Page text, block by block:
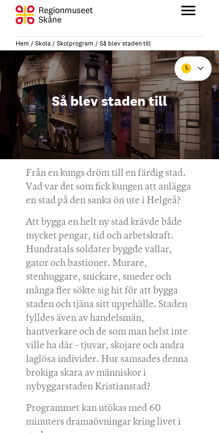
Hoppa
innehåll
Stäng
Hem Skola Skolprogram Så blev staden till
Så blev staden till
Från en kungs dröm till en färdig stad.
Vad var det som fick kungen att anlägga
en stad på den sanka ön ute i Helgeå?
Att bygga en helt ny stad krävde både
mycket pengar, tid och arbetskraft.
Hundratals soldater byggde vallar,
gator och bastioner. Murare,
stenhuggare, snickare, smeder och
många fler sökte sig hit för att bygga
staden och tjäna sitt uppehälle. Staden
fylldes även av handelsmän,
hantverkare och de som man helst inte
ville ha där – tjuvar, skojare och andra
laglösa individer. Hur samsades denna
brokiga skara av människor i
nybyggarstaden Kristianstad?
Programmet kan utökas med 60
minuters dramaövningar kring livet i